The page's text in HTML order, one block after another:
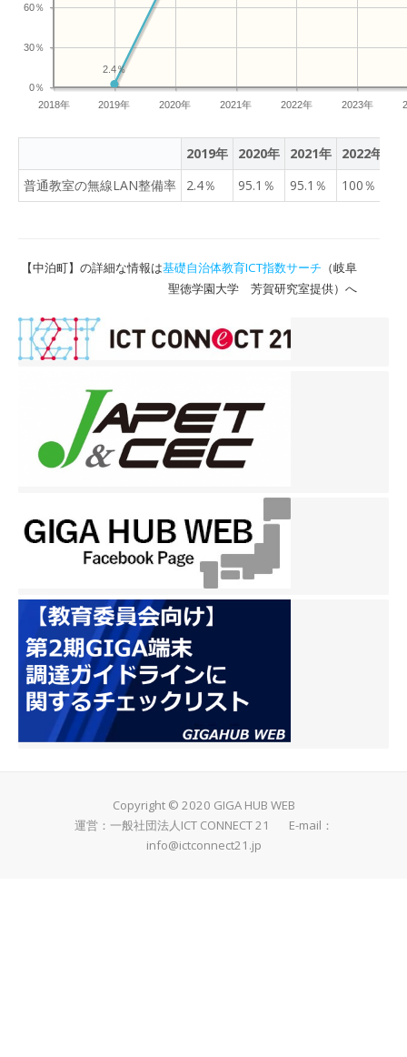
2018年 2019年 2020年 2021年 2022年 2023年
0％
30％
60％
2.4％
2019年 2020年 2021年 2022年
普通教室の無線LAN整備率
2.4％ 95.1％ 95.1％ 100％
【中泊町】の詳細な情報は基礎自治体教育ICT指数サーチ （岐阜
聖徳学園大学 芳賀研究室提供）へ
Copyright © 2020 GIGA HUB WEB
運営：一般社団法人ICT CONNECT 21 E-mail：
info@ictconnect21.jp